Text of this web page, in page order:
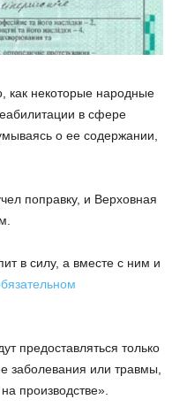
как некоторые народные
в сфере
о ее содержании,
поправку, и Верховная
в силу, а вместе с ним и
предоставляться только
заболевания или травмы,
производстве».